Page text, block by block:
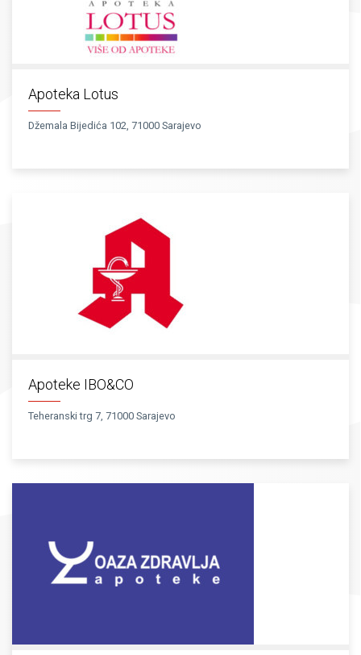
Apoteka Lotus
Džemala Bijedića 102, 71000 Sarajevo
Apoteke IBO&CO
Teheranski trg 7, 71000 Sarajevo